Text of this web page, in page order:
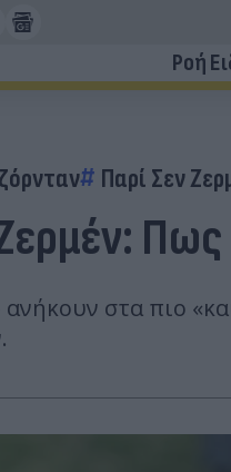
Ροή
Παρί Σεν
ανήκουν στα πιο